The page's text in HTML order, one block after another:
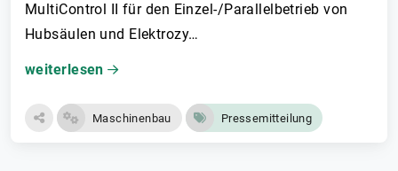
MultiControl II für den Einzel-/Parallelbetrieb von
Hubsäulen und Elektrozy…
weiterlesen
Maschinenbau Pressemitteilung